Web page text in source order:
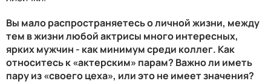
Вы мало распространяетесь о личной жизни, между
тем в жизни любой актрисы много интересных,
ярких мужчин - как минимум среди коллег. Как
относитесь к «актерским» парам? Важно ли иметь
пару из «своего цеха», или это не имеет значения?